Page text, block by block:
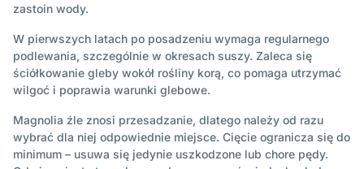
zastoin wody.
W pierwszych latach po posadzeniu wymaga regularnego
podlewania, szczególnie w okresach suszy. Zaleca się
ściółkowanie gleby wokół rośliny korą, co pomaga utrzymać
wilgoć i poprawia warunki glebowe.
Magnolia źle znosi przesadzanie, dlatego należy od razu
wybrać dla niej odpowiednie miejsce. Cięcie ogranicza się do
minimum – usuwa się jedynie uszkodzone lub chore pędy.